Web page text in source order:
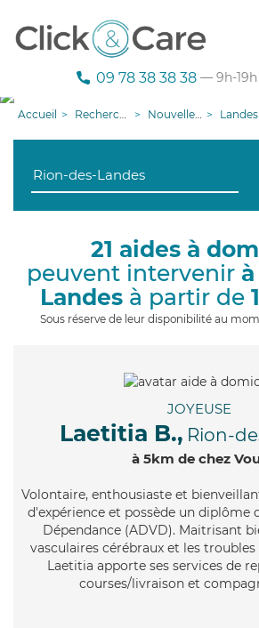
09 78 38 38 38 — 9h-
Accueil Recherche aide à domicile Nouvelle-Aquitaine Landes
21 aides à
peuvent intervenir
Landesà partir de
Sous réserve de leur disponibilité au
JOYEUSE
Laetitia B., Rion-
à 5km de chez
Volontaire, enthousiaste et
d'expérience et possède un diplôme
Dépendance (ADVD). Maitrisant
vasculaires cérébraux et les
Laetitia apporte ses services de
courses/livraison et